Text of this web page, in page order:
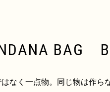
BAG
なく一点物。同じ物は作ら